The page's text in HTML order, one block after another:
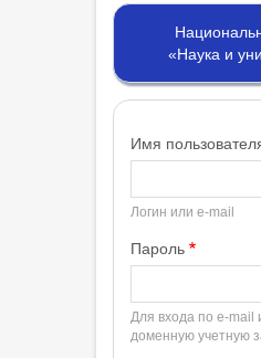
«Наука и
Имя
Логин или e-mail
Пароль
Для входа по e-mail
доменную учетную